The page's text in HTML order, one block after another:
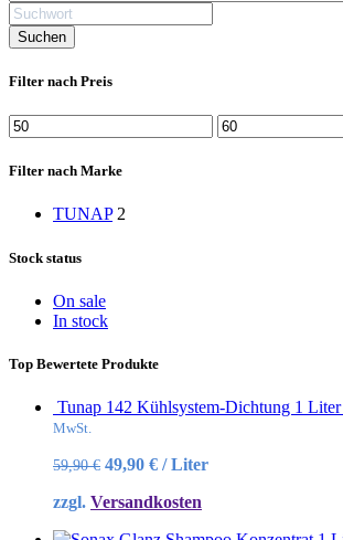
Filter nach Preis
Min.
Preis
Max.
Preis
Filter nach Marke
TUNAP 2
Stock status
On sale
In stock
Top Bewertete Produkte
Tunap 142 Kühlsystem-Dichtung 1 Liter
MwSt.
59,90€ 49,90 € /Liter
zzgl. Versandkosten